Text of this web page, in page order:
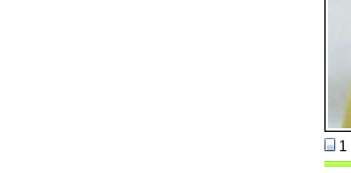
1